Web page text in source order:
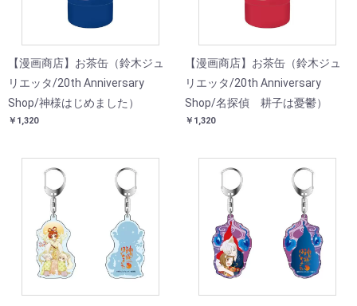
【漫画商店】お茶缶（鈴木ジュ
リエッタ/20th Anniversary
Shop/神様はじめました）
￥1,320
【漫画商店】お茶缶（鈴木ジュ
リエッタ/20th Anniversary
Shop/名探偵 耕子は憂鬱）
￥1,320